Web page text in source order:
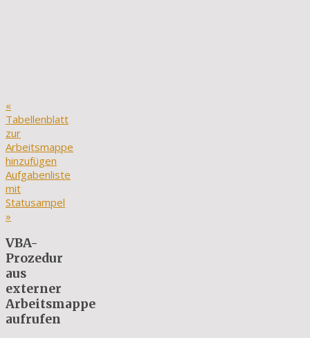
«
Tabellenblatt
zur
Arbeitsmappe
hinzufügen
Aufgabenliste
mit
Statusampel
»
VBA-
Prozedur
aus
externer
Arbeitsmappe
aufrufen